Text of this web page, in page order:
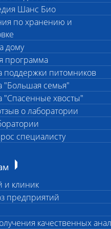
Шанс Био
по хранению и
дому
программа
поддержки питомников
"Большая семья"
"Спасенные хвосты"
о лаборатории
специалисту
и клиник
предприятий
качественных
с 10% раствором формалина
мл
активатором свертывания
закрытая сухая пробирка
в контейнере